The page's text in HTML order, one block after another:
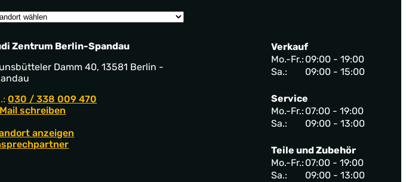
Zentrum Berlin-Spandau
Damm 40, 13581 Berlin -
030 / 338 009 470
schreiben
anzeigen
Verkauf
Mo.-Fr.: 09:00 - 19:00
Sa.:
09:00 - 15:00
Service
Mo.-Fr.: 07:00 - 19:00
Sa.:
09:00 - 13:00
Teile und Zubehör
Mo.-Fr.: 07:00 - 19:00
Sa.:
09:00 - 13:00